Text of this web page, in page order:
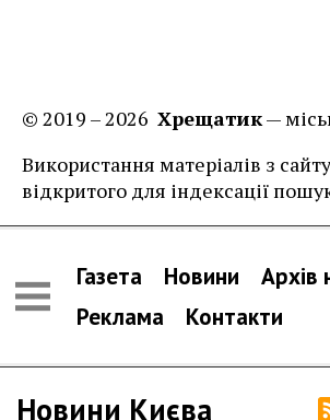
© 2019 – 2026 Хрещатик—
Використання матеріалів з
відкритого для індексації
Газета Новини
Архів
Реклама
Контакти
Новини Києва